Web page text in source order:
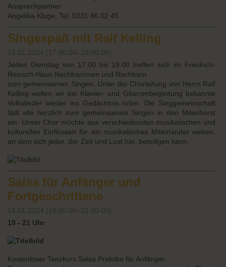
Ansprechpartner
Angelika Kluge, Tel. 0331 86 02 45
Singespaß mit Ralf Kelling
16.01.2024 (17:00:00–19:00:00)
Jeden Dienstag von 17.00 bis 19.00 treffen sich im Friedrich-
Reinsch-Haus Nachbarinnen und Nachbarn
zum gemeinsamen Singen. Unter der Chorleitung von Herrn Ralf
Kelling wollen wir bei Klavier- und Gitarrenbegleitung bekannte
Volkslieder wieder ins Gedächtnis rufen. Die Singgemeinschaft
lädt alle herzlich zum gemeinsamen Singen in den Milanhorst
ein. Unser Chor möchte aus verschiedensten musikalischen und
kulturellen Einflüssen für ein musikalisches Miteinander weben,
an dem sich jeder, der Zeit und Lust hat, beteiligen kann.
Salsa für Anfänger und
Fortgeschrittene
16.01.2024 (19:00:00–21:00:00)
19 - 21 Uhr
Kostenloser Tanzkurs Salsa Praktika für Anfänger.